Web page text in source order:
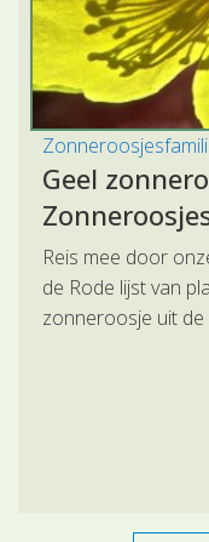
Geel
Reis mee door
de Rode lijst van
zonneroosje uit